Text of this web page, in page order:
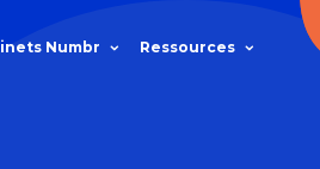
Numbr Ressources